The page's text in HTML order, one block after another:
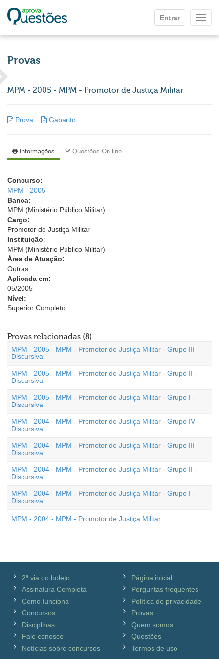
Entrar
Provas
MPM - 2005 - MPM - Promotor de Justiça Militar
Prova Gabarito
Informações Questões On-line
Concurso:
MPM - 2005
Banca:
MPM (Ministério Público Militar)
Cargo:
Promotor de Justiça Militar
Instituição:
MPM (Ministério Público Militar)
Área de Atuação:
Outras
Aplicada em:
05/2005
Nível:
Superior Completo
Provas relacionadas (8)
MPM - 2005 - MPM - Promotor de Justiça Militar - Grupo III -
Discursiva
MPM - 2005 - MPM - Promotor de Justiça Militar - Grupo II -
Discursiva
MPM - 2005 - MPM - Promotor de Justiça Militar - Grupo I -
Discursiva
MPM - 2004 - MPM - Promotor de Justiça Militar - Grupo IV -
Discursiva
MPM - 2004 - MPM - Promotor de Justiça Militar - Grupo III -
Discursiva
MPM - 2004 - MPM - Promotor de Justiça Militar - Grupo II -
Discursiva
MPM - 2004 - MPM - Promotor de Justiça Militar - Grupo I -
Discursiva
MPM - 2004 - MPM - Promotor de Justiça Militar
2ª via do boleto
Assinatura Completa
Como funciona
Concursos
Disciplinas
Fale conosco
Notícias sobre concursos
Página inicial
Perguntas frequentes
Política de privacidade
Provas
Quem somos
Questões
Termos de uso